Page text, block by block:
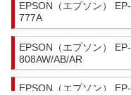
EPSON（エプソン） EP-
777A
EPSON（エプソン） EP-
808AW/AB/AR
EPSON（エプソン） EP-